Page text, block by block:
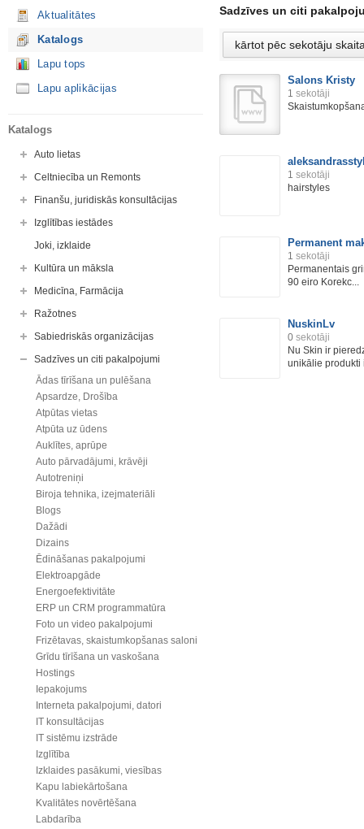
Aktualitātes
Katalogs
Lapu tops
Lapu aplikācijas
Katalogs
Auto lietas
Celtniecība un Remonts
Finanšu, juridiskās konsultācijas
Izglītības iestādes
Joki, izklaide
Kultūra un māksla
Medicīna, Farmācija
Ražotnes
Sabiedriskās organizācijas
Sadzīves un citi pakalpojumi
Ādas tīrīšana un pulēšana
Apsardze, Drošība
Atpūtas vietas
Atpūta uz ūdens
Auklītes, aprūpe
Auto pārvadājumi, krāvēji
Autotreniņi
Biroja tehnika, izejmateriāli
Blogs
Dažādi
Dizains
Ēdināšanas pakalpojumi
Elektroapgāde
Energoefektivitāte
ERP un CRM programmatūra
Foto un video pakalpojumi
Frizētavas, skaistumkopšanas saloni
Grīdu tīrīšana un vaskošana
Hostings
Iepakojums
Interneta pakalpojumi, datori
IT konsultācijas
IT sistēmu izstrāde
Izglītība
Izklaides pasākumi, viesības
Kapu labiekārtošana
Kvalitātes novērtēšana
Labdarība
Sadzīves un citi
Salons Kristy
1 sekotāji
1 sekotāji
hairstyles
Permanent
1 sekotāji
Permanentais
90 eiro Korekc...
NuskinLv
0 sekotāji
Nu Skin ir
unikālie produkti